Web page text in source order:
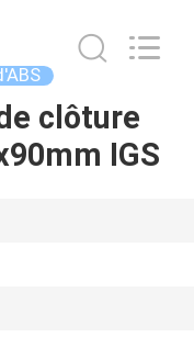
clôture
IGS